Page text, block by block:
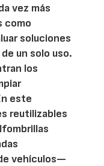
vez más
como
soluciones
un solo uso.
los
este
reutilizables
vehículos—